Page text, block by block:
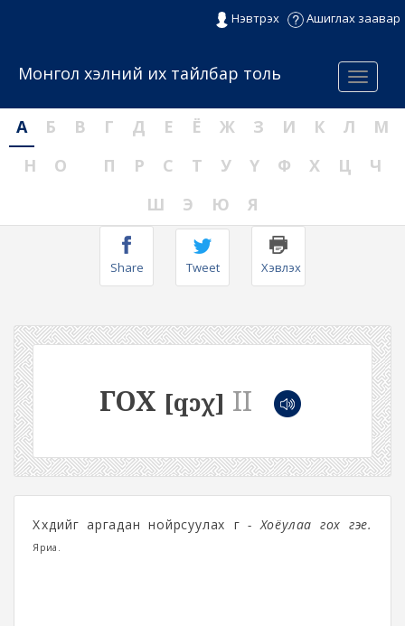
Нэвтрэх Ашиглах заавар
Menu
Монгол хэлний их тайлбар толь
А Б В Г Д Е Ё Ж З И К Л
М
Н
О П Р С Т У Ү Ф Х Ц
Ч
Ш
Э Ю Я
Share Tweet Хэвлэх
ГОХ [qɔχ] II
Хүүхдийг аргадан нойрсуулах үг - Хоёулаа гох гэе.
Яриа.